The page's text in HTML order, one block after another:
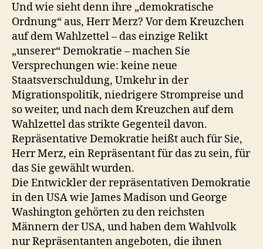
Und wie sieht denn ihre „demokratische
Ordnung“ aus, Herr Merz? Vor dem Kreuzchen
auf dem Wahlzettel – das einzige Relikt
„unserer“ Demokratie – machen Sie
Versprechungen wie: keine neue
Staatsverschuldung, Umkehr in der
Migrationspolitik, niedrigere Strompreise und
so weiter, und nach dem Kreuzchen auf dem
Wahlzettel das strikte Gegenteil davon.
Repräsentative Demokratie heißt auch für Sie,
Herr Merz, ein Repräsentant für das zu sein, für
das Sie gewählt wurden.
Die Entwickler der repräsentativen Demokratie
in den USA wie James Madison und George
Washington gehörten zu den reichsten
Männern der USA, und haben dem Wahlvolk
nur Repräsentanten angeboten, die ihnen